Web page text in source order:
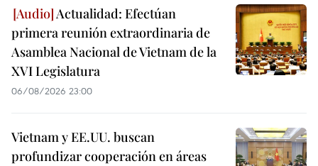
Actualidad: Efectúan
primera reunión extraordinaria de
Asamblea Nacional de Vietnam de la
XVI Legislatura
06/08/2026 23:00
Vietnam y EE.UU. buscan
profundizar cooperación en áreas